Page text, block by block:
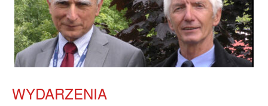
WYDARZENIA